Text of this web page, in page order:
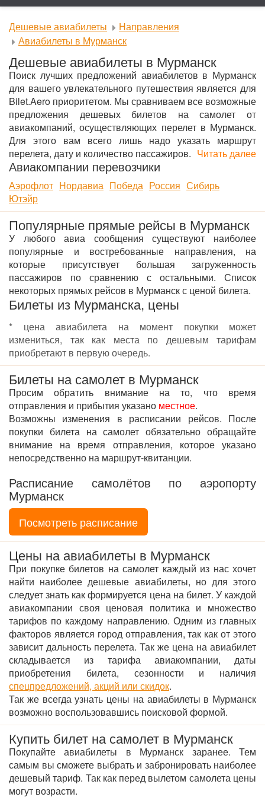
Дешевые авиабилеты
Направления
Авиабилеты в Мурманск
Дешевые авиабилеты в Мурманск
Поиск лучших предложений авиабилетов в Мурманск
для вашего увлекательного путешествия является для
Bilet.Aero приоритетом. Мы сравниваем все возможные
предложения дешевых билетов на самолет от
авиакомпаний, осуществляющих перелет в Мурманск.
Для этого вам всего лишь надо указать маршрут
перелета, дату и количество пассажиров. Читать далее
Авиакомпании перевозчики
Аэрофлот Нордавиа Победа Россия Сибирь
Ютэйр
Популярные прямые рейсы в Мурманск
У любого авиа сообщения существуют наиболее
популярные и востребованные направления, на
которые присутствует большая загруженность
пассажиров по сравнению с остальными. Список
некоторых прямых рейсов в Мурманск с ценой билета.
Билеты из Мурманска, цены
* цена авиабилета на момент покупки может
измениться, так как места по дешевым тарифам
приобретают в первую очередь.
Билеты на самолет в Мурманск
Просим обратить внимание на то, что время
отправления и прибытия указано местное.
Возможны изменения в расписании рейсов. После
покупки билета на самолет обязательно обращайте
внимание на время отправления, которое указано
непосредственно на маршрут-квитанции.
Расписание самолётов по аэропорту
Мурманск
Посмотреть расписание
Цены на авиабилеты в Мурманск
При покупке билетов на самолет каждый из нас хочет
найти наиболее дешевые авиабилеты, но для этого
следует знать как формируется цена на билет. У каждой
авиакомпании своя ценовая политика и множество
тарифов по каждому направлению. Одним из главных
факторов является город отправления, так как от этого
зависит дальность перелета. Так же цена на авиабилет
складывается из тарифа авиакомпании, даты
приобретения билета, сезонности и наличия
спецпредложений, акций или скидок.
Так же всегда узнать цены на авиабилеты в Мурманск
возможно воспользовавшись поисковой формой.
Купить билет на самолет в Мурманск
Покупайте авиабилеты в Мурманск заранее. Тем
самым вы сможете выбрать и забронировать наиболее
дешевый тариф. Так как перед вылетом самолета цены
могут возрасти.